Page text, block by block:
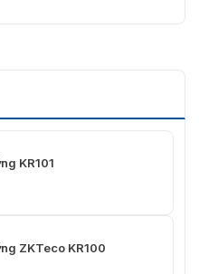
KR101
ZKTeco KR100